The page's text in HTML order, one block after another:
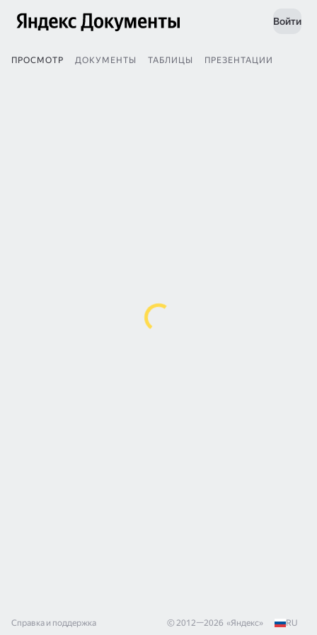
Войти
ПРОСМОТР ДОКУМЕНТЫ ТАБЛИЦЫ ПРЕЗЕНТАЦИИ
Справка и поддержка © 2012—2026 «Яндекс» RU